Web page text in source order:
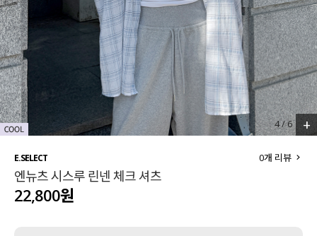
세트할인 ~30%
하객룩
살안타템
110사이즈
티셔츠
블라우스
원피스
팬츠
스커트 4/6 +
E.SELECT
엔뉴츠 시스루 린넨 체크 셔츠
0개 리뷰
22,800원